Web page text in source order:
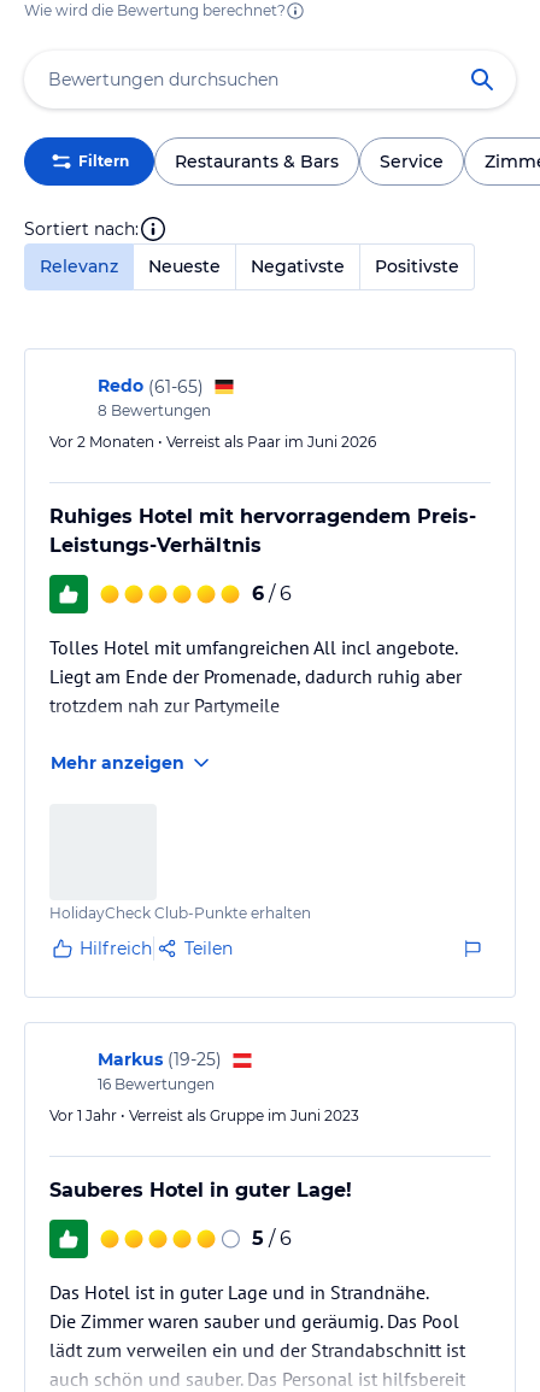
Wie wird die Bewertung berechnet?
Filtern Restaurants & Bars Service
Sortiert nach:
Relevanz
Neueste Negativste Positivste
Redo (61-65)
8 Bewertungen
Vor 2 Monaten • Verreist als Paar im Juni 2026
Ruhiges Hotel mit hervorragendem Preis-
Leistungs-Verhältnis
6 / 6
Tolles Hotel mit umfangreichen All incl angebote.
Liegt am Ende der Promenade, dadurch ruhig aber
trotzdem nah zur Partymeile
Mehr anzeigen
HolidayCheck Club-Punkte erhalten
Hilfreich Teilen
Markus (19-25)
16 Bewertungen
Vor 1 Jahr • Verreist als Gruppe im Juni 2023
Sauberes Hotel in guter Lage!
5 / 6
Das Hotel ist in guter Lage und in Strandnähe.
Die Zimmer waren sauber und geräumig. Das Pool
lädt zum verweilen ein und der Strandabschnitt ist
auch schön und sauber. Das Personal ist hilfsbereit